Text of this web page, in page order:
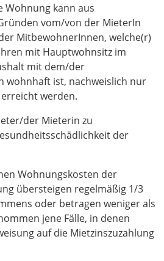
Wohnung kann aus
vom/von der MieterIn
MitbewohnerInnen, welche(r)
mit Hauptwohnsitz im
mit dem/der
wohnhaft ist, nachweislich nur
werden.
der Mieterin zu
der
Wohnungskosten der
übersteigen regelmäßig 1/3
oder betragen weniger als
jene Fälle, in denen
auf die Mietzinszuzahlung